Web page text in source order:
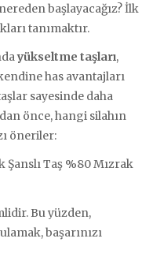
başlayacağız? İlk
tanımaktır.
yükseltme taşları,
has avantajları
sayesinde daha
önce, hangi silahın
öneriler:
Şanslı Taş %80 Mızrak
Bu yüzden,
başarınızı